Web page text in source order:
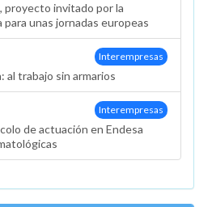
proyecto invitado por la
para unas jornadas europeas
Interempresas
al trabajo sin armarios
Interempresas
de actuación en Endesa